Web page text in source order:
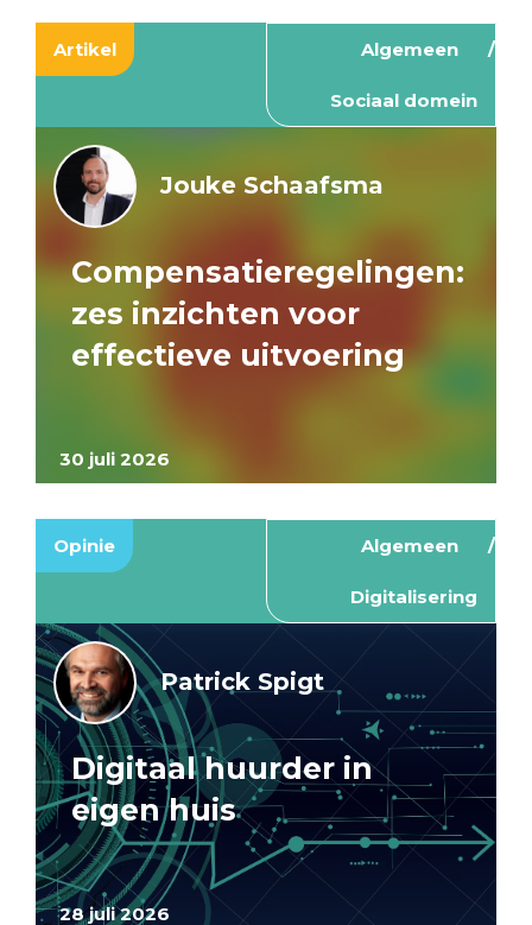
Artikel Algemeen
Sociaal domein
30 juli 2026
Jouke Schaafsma
Compensatieregelingen:
zes inzichten voor
effectieve uitvoering
Opinie Algemeen
Digitalisering
28 juli 2026
Patrick Spigt
Digitaal huurder in
eigen huis